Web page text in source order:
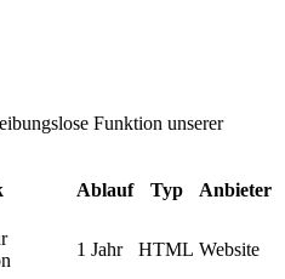
Funktion unserer
Ablauf Typ Anbieter
1 Jahr HTML Website